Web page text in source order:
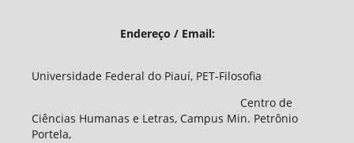
Endereço / Email:
Universidade Federal do Piauí, PET-Filosofia
Centro de
Ciências Humanas e Letras, Campus Min. Petrônio
Portela,